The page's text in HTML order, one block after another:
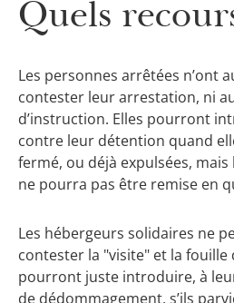
Quels
Les personnes arrêtées n’ont
contester leur arrestation, ni
d’instruction. Elles pourront
contre leur détention quand
fermé, ou déjà expulsées,
ne pourra pas être remise en
Les hébergeurs solidaires ne
contester la "visite" et la fouille
pourront juste introduire, à
de dédommagement, s’ils